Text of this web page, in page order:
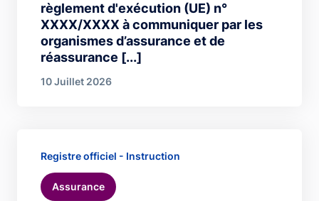
règlement d'exécution (UE) n°
XXXX/XXXX à communiquer par les
organismes d’assurance et de
réassurance [...]
10 Juillet 2026
Registre officiel - Instruction
Assurance